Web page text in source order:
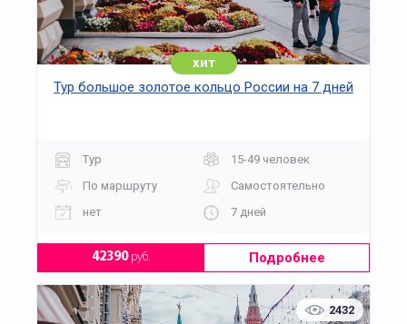
хит
Тур большое золотое кольцо России на 7 дней
Тур
15-49 человек
По маршруту
Самостоятельно
нет
7 дней
42390руб. Подробнее
2432